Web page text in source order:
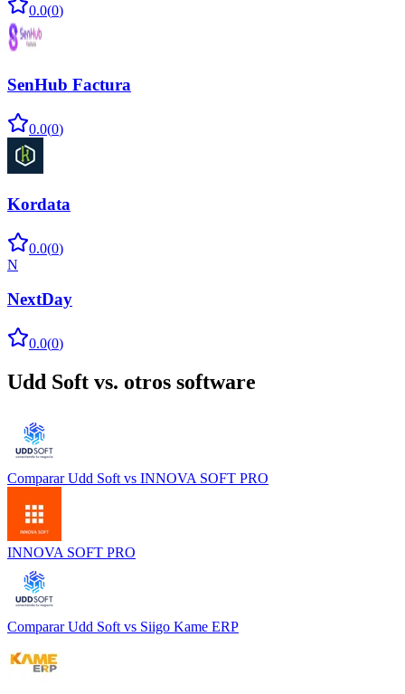
0.0(0)
SenHub Factura
0.0(0)
Kordata
0.0(0)
N
NextDay
0.0(0)
Udd Soft vs. otros software
Comparar Udd Soft vs INNOVA SOFT PRO
INNOVA SOFT PRO
Comparar Udd Soft vs Siigo Kame ERP